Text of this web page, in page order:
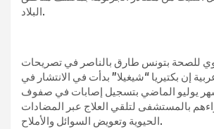
البلاد.
للصحة بتونس طارق بالناصر في تصريحات
إن بكتيريا “شيغيلا” بدأت في الانتشار في
يوليو الماضي بتسجيل إصابات في صفوف
بالمستشفى لتلقي العلاج عبر المضادات
الحيوية وتعويض السوائل والأملاح.